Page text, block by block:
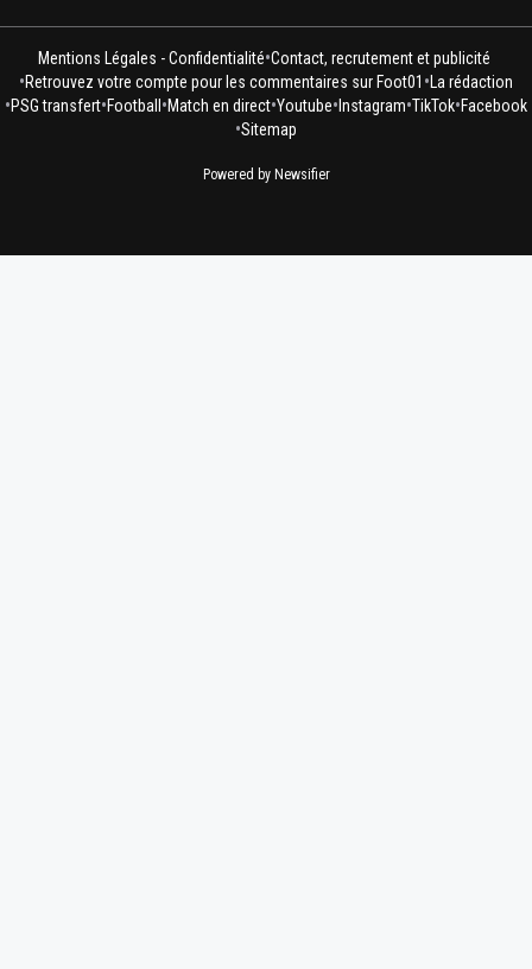
Mentions Légales - Confidentialité•Contact, recrutement et publicité
•Retrouvez votre compte pour les commentaires sur Foot01 • La rédaction
•PSG transfert•Football •Match en direct•Youtube• Instagram•TikTok•Facebook
•Sitemap
Powered by Newsifier